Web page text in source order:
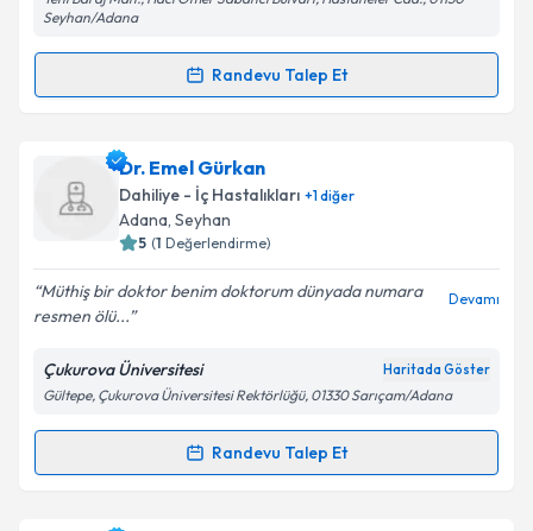
Kişisel verilerimin işlenmesine ilişkin
Metni'ni okudum ve kişisel verilerimin belirtilen
Takvim Talebini Gönder
Seyhan/Adana
Randevu Talep Et
Randevu Takvimi Talebi
Dr. Sencer Ganidağlıiçin randevu takvimi talebi
oluşturun. Size bu uzmandan randevu almanız için bir
takvim hazırlandığında e-posta ile bilgilendireceğiz.
Kişisel verilerimin işlenmesine ilişkin
Aydınlatma
Metni'ni okudum ve kişisel verilerimin belirtilen
kapsamda işlenmesini kabul ediyorum.
Dr. Emel Gürkan
Dahiliye - İç Hastalıkları +1diğer
Adana, Seyhan
5 (1 Değerlendirme)
Müthiş bir doktor benim doktorum dünyada numara
resmen ölü...
Devamı
Çukurova Üniversitesi Haritada Göster
Gültepe, Çukurova Üniversitesi Rektörlüğü, 01330 Sarıçam/Adana
Randevu Talep Et
Randevu Takvimi Talebi